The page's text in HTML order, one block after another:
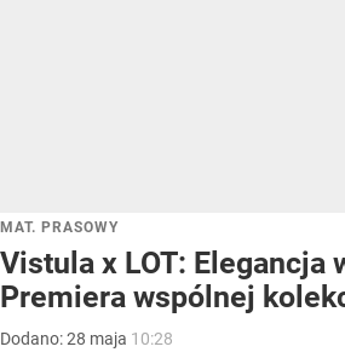
MAT. PRASOWY
Vistula x LOT: Elegancja
Premiera wspólnej
Dodano:28 maja 10:28